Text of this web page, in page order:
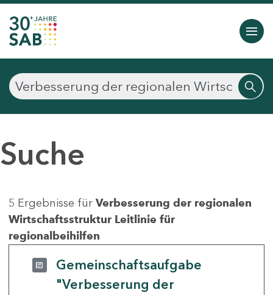
Suche
5 Ergebnisse für Verbesserung der regionalen
Wirtschaftsstruktur Leitlinie für
regionalbeihilfen
Gemeinschaftsaufgabe
"Verbesserung der